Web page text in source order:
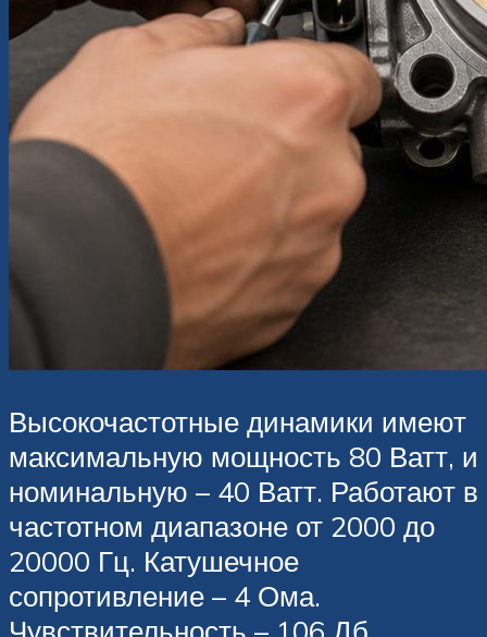
Высокочастотные динамики имеют
максимальную мощность 80 Ватт, и
номинальную – 40 Ватт. Работают в
частотном диапазоне от 2000 до
20000 Гц. Катушечное
сопротивление – 4 Ома.